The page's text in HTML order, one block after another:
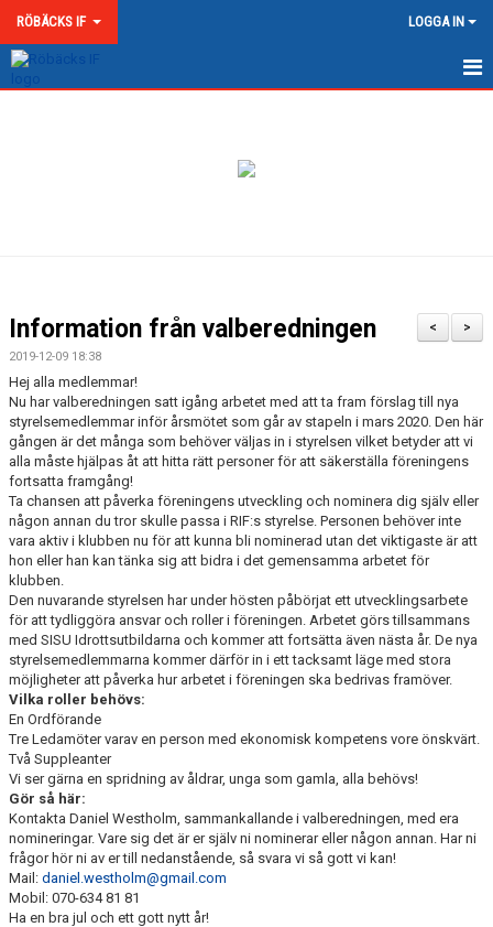
RÖBÄCKS IF LOGGA IN
MATCHER
MEDLEMSKAP & AVGIFTER
RÖBÄCKS ARENA
>
<
Information från valberedningen
2019-12-09 18:38
Hej alla medlemmar!
Nu har valberedningen satt igång arbetet med att ta fram förslag till nya
styrelsemedlemmar inför årsmötet som går av stapeln i mars 2020. Den här
gången är det många som behöver väljas in i styrelsen vilket betyder att vi
alla måste hjälpas åt att hitta rätt personer för att säkerställa föreningens
fortsatta framgång!
Ta chansen att påverka föreningens utveckling och nominera dig själv eller
någon annan du tror skulle passa i RIF:s styrelse. Personen behöver inte
vara aktiv i klubben nu för att kunna bli nominerad utan det viktigaste är att
hon eller han kan tänka sig att bidra i det gemensamma arbetet för
klubben.
Den nuvarande styrelsen har under hösten påbörjat ett utvecklingsarbete
för att tydliggöra ansvar och roller i föreningen. Arbetet görs tillsammans
med SISU Idrottsutbildarna och kommer att fortsätta även nästa år. De nya
styrelsemedlemmarna kommer därför in i ett tacksamt läge med stora
möjligheter att påverka hur arbetet i föreningen ska bedrivas framöver.
Vilka roller behövs:
En Ordförande
Tre Ledamöter varav en person med ekonomisk kompetens vore önskvärt.
Två Suppleanter
Vi ser gärna en spridning av åldrar, unga som gamla, alla behövs!
Gör så här:
Kontakta Daniel Westholm, sammankallande i valberedningen, med era
nomineringar. Vare sig det är er själv ni nominerar eller någon annan. Har ni
frågor hör ni av er till nedanstående, så svara vi så gott vi kan!
Mail: daniel.westholm@gmail.com
Mobil: 070-634 81 81
Ha en bra jul och ett gott nytt år!